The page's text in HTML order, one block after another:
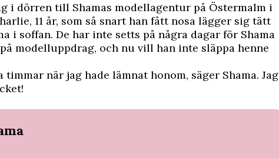
i dörren till Shamas modellagentur på Östermalm i
11 år, som så snart han fått nosa lägger sig tätt
i soffan. De har inte setts på några dagar för Shama
modelluppdrag, och nu vill han inte släppa henne
timmar när jag hade lämnat honom, säger Shama. Jag